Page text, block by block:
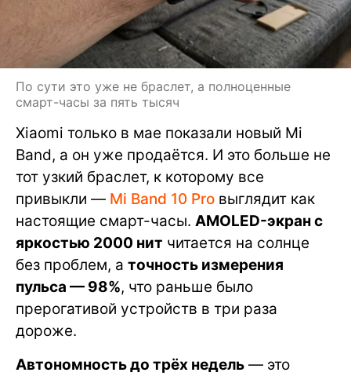
По сути это уже не браслет, а полноценные
смарт-часы за пять тысяч
Xiaomi только в мае показали новый Mi
Band, а он уже продаётся. И это больше не
тот узкий браслет, к которому все
привыкли — Mi Band 10 Pro выглядит как
настоящие смарт-часы. AMOLED-экран с
яркостью 2000 нит читается на солнце
без проблем, а точность измерения
пульса — 98%, что раньше было
прерогативой устройств в три раза
дороже.
Автономность до трёх недель — это